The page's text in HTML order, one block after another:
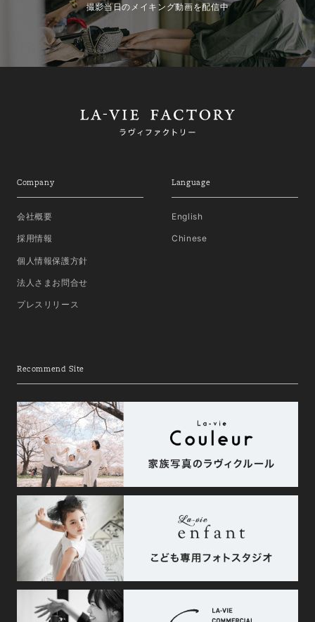
撮影当日のメイキング動画を配信中
Company
会社概要
採用情報
個人情報保護方針
法人さまお問合せ
プレスリリース
Language
English
Chinese
Recommend Site